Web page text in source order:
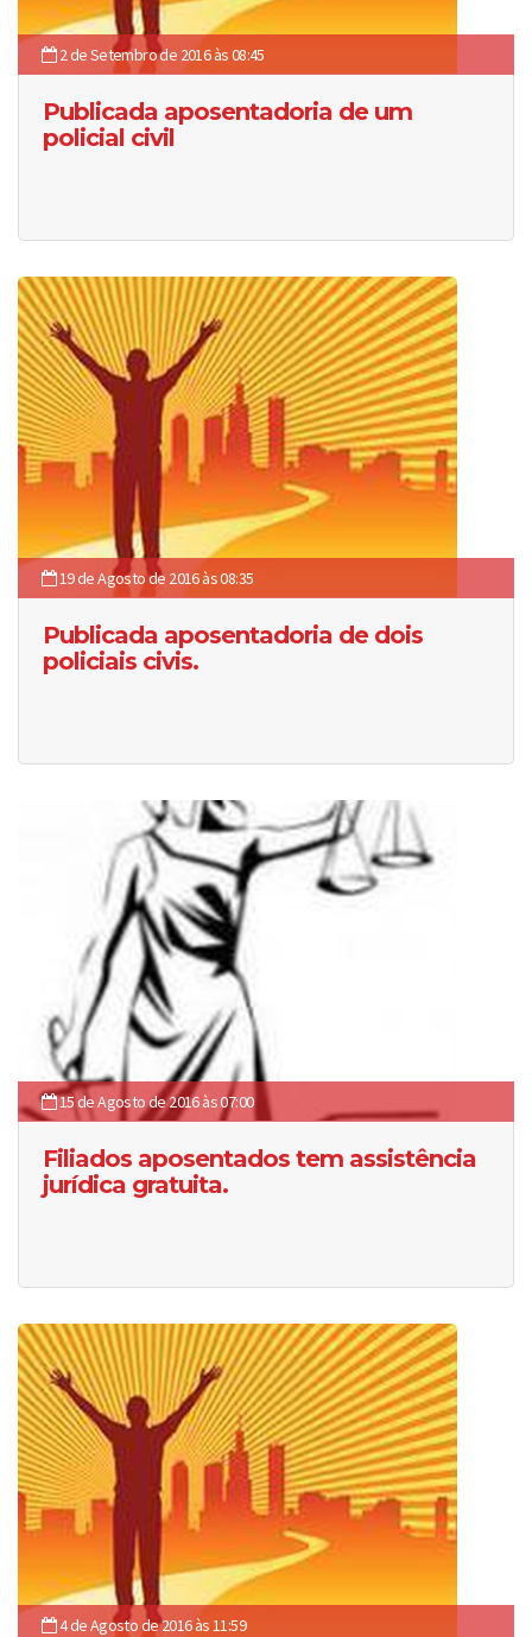
2 de Setembro de 2016 às 08:45
Publicada aposentadoria de um
policial civil
19 de Agosto de 2016 às 08:35
Publicada aposentadoria de dois
policiais civis.
15 de Agosto de 2016 às 07:00
Filiados aposentados tem assistência
jurídica gratuita.
4 de Agosto de 2016 às 11:59